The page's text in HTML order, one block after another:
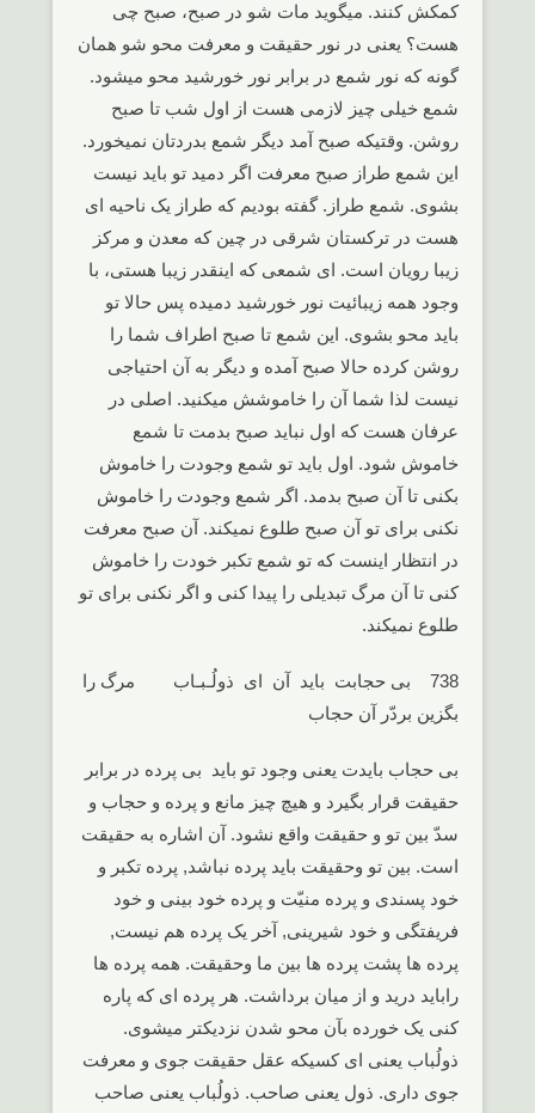
کمکش کنند. میگوید مات شو در صبح، صبح چی
هست؟ یعنی در نور حقیقت و معرفت محو شو همان
گونه که نور شمع در برابر نور خورشید محو میشود.
شمع خیلی چیز لازمی هست از اول شب تا صبح
روشن. وقتیکه صبح آمد دیگر شمع بدردتان نمیخورد.
این شمع طراز صبح معرفت اگر دمید تو باید نیست
بشوی. شمع طراز. گفته بودیم که طراز یک ناحیه ای
هست در ترکستان شرقی در چین که معدن و مرکز
زیبا رویان است. ای شمعی که اینقدر زیبا هستی، با
وجود همه زیبائیت نور خورشید دمیده پس حالا تو
باید محو بشوی. این شمع تا صبح اطراف شما را
روشن کرده حالا صبح آمده و دیگر به آن احتیاجی
نیست لذا شما آن را خاموشش میکنید. اصلی در
عرفان هست که اول نباید صبح بدمت تا شمع
خاموش شود. اول باید تو شمع وجودت را خاموش
بکنی تا آن صبح بدمد. اگر شمع وجودت را خاموش
نکنی برای تو آن صبح طلوع نمیکند. آن صبح معرفت
در انتظار اینست که تو شمع تکبر خودت را خاموش
کنی تا آن مرگ تبدیلی را پیدا کنی و اگر نکنی برای تو
طلوع نمیکند.
738 بی حجابت باید آن ای ذولُـبـاب مرگ را
بگزین بردّر آن حجاب
بی حجاب بایدت یعنی وجود تو باید بی پرده در برابر
حقیقت قرار بگیرد و هیچ چیز مانع و پرده و حجاب و
سدّ بین تو و حقیقت واقع نشود. آن اشاره به حقیقت
است. بین تو وحقیقت باید پرده نباشد, پرده تکبر و
خود پسندی و پرده منیّت و پرده خود بینی و خود
فریفتگی و خود شیرینی, آخر یک پرده هم نیست,
پرده ها پشت پرده ها بین ما وحقیقت. همه پرده ها
راباید درید و از میان برداشت. هر پرده ای که پاره
کنی یک خورده بآن محو شدن نزدیکتر میشوی.
ذولُباب یعنی ای کسیکه عقل حقیقت جوی و معرفت
جوی داری. ذول یعنی صاحب. ذولُباب یعنی صاحب